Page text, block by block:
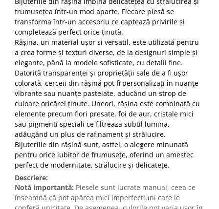
frumusețea într-un mod aparte. Fiecare piesă se
transforma într-un accesoriu ce captează privirile și
completează perfect orice ținută.
Rășina, un material ușor și versatil, este utilizată pentru
a crea forme și texturi diverse, de la designuri simple și
elegante, până la modele sofisticate, cu detalii fine.
Datorită transparenței și proprietății sale de a fi ușor
colorată, cerceii din rășină pot fi personalizați în nuanțe
vibrante sau nuanțe pastelate, aducând un strop de
culoare oricărei ținute. Uneori, rășina este combinată cu
elemente precum flori presate, foi de aur, cristale mici
sau pigmenti speciali ce filtreaza subtil lumina,
adăugând un plus de rafinament și strălucire.
Bijuteriile din rășină sunt, astfel, o alegere minunată
pentru orice iubitor de frumusețe, oferind un amestec
perfect de modernitate, strălucire și delicatețe.
Descriere:
Notă importantă: Piesele sunt lucrate manual, ceea ce
înseamnă că pot apărea mici imperfecțiuni care le